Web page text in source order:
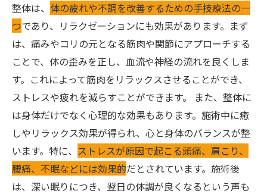
整体は、 体の疲れや不調を改善するための手技療法の一
つであり、リラクゼーションにも効果があります。まず
は、痛みやコリの元となる筋肉や関節にアプローチする
ことで、体の歪みを正し、血流や神経の流れを良くしま
す。これによって筋肉をリラックスさせることができ、
ストレスや疲れを減らすことができます。 また、整体に
は身体だけでなく心理的な効果もあります。施術中に癒
しやリラックス効果が得られ、心と身体のバランスが整
います。特に、 ストレスが原因で起こる頭痛、肩こり、
腰痛、不眠などには効果的だとされています。施術後
は、深い眠りにつき、翌日の体調が良くなるという声も